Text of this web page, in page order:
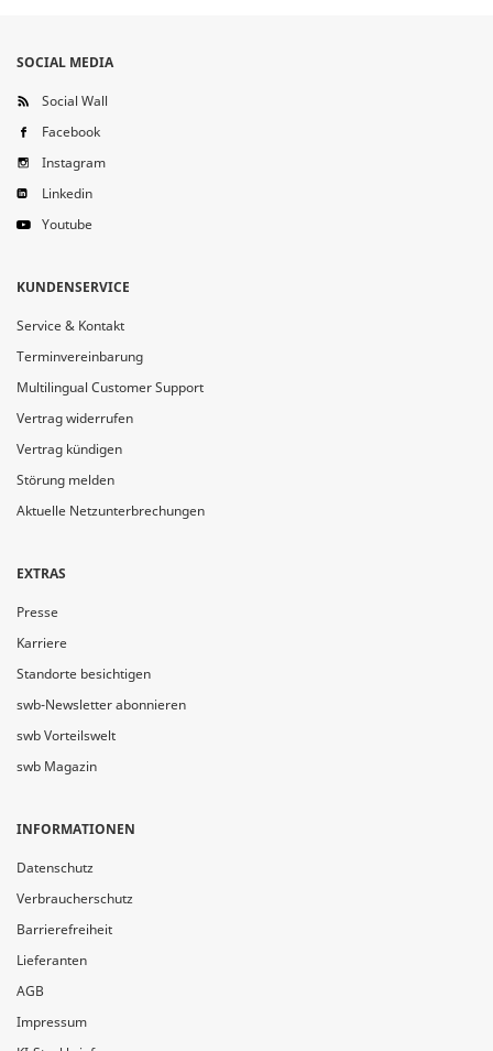
SOCIAL MEDIA
Social Wall
Facebook
Instagram
Linkedin
Youtube
KUNDENSERVICE
Service & Kontakt
Terminvereinbarung
Multilingual Customer Support
Vertrag widerrufen
Vertrag kündigen
Störung melden
Aktuelle Netzunterbrechungen
EXTRAS
Presse
Karriere
Standorte besichtigen
swb-Newsletter abonnieren
swb Vorteilswelt
swb Magazin
INFORMATIONEN
Datenschutz
Verbraucherschutz
Barrierefreiheit
Lieferanten
AGB
Impressum